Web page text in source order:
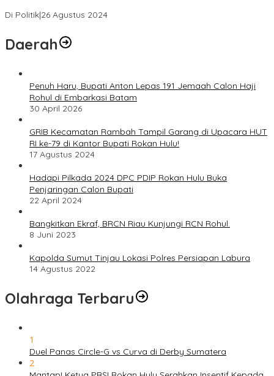
Di Politik|26 Agustus 2024
Daerah
Penuh Haru, Bupati Anton Lepas 191 Jemaah Calon Haji
Rohul di Embarkasi Batam
30 April 2026
GRIB Kecamatan Rambah Tampil Garang di Upacara HUT
RI ke-79 di Kantor Bupati Rokan Hulu!
17 Agustus 2024
Hadapi Pilkada 2024 DPC PDIP Rokan Hulu Buka
Penjaringan Calon Bupati
22 April 2024
Bangkitkan Ekraf, BRCN Riau Kunjungi RCN Rohul.
8 Juni 2023
Kapolda Sumut Tinjau Lokasi Polres Persiapan Labura
14 Agustus 2022
Olahraga Terbaru
1
Duel Panas Circle-G vs Curva di Derby Sumatera
2